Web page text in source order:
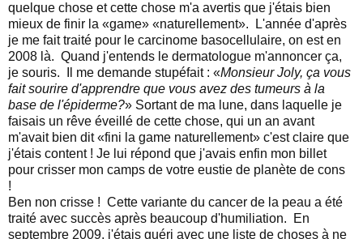
quelque chose et cette chose m'a avertis que j'étais bien
mieux de finir la «game» «naturellement». L'année d'après
je me fait traité pour le carcinome basocellulaire, on est en
2008 là. Quand j'entends le dermatologue m'annoncer ça,
je souris. Il me demande stupéfait : «Monsieur Joly, ça vous
fait sourire d'apprendre que vous avez des tumeurs à la
base de l'épiderme?» Sortant de ma lune, dans laquelle je
faisais un rêve éveillé de cette chose, qui un an avant
m'avait bien dit «fini la game naturellement» c'est claire que
j'étais content ! Je lui répond que j'avais enfin mon billet
pour crisser mon camps de votre eustie de planète de cons
!
Ben non crisse ! Cette variante du cancer de la peau a été
traité avec succès après beaucoup d'humiliation. En
septembre 2009, j'étais guéri avec une liste de choses à ne